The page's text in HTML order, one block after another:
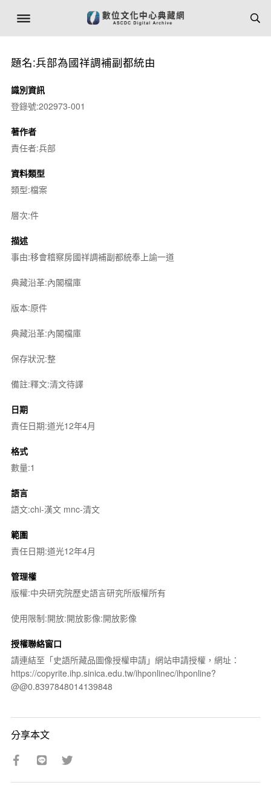
題名:兵部為國祥調補副都統由
識別資訊
登錄號:202973-001
著作者
責任者:兵部
資料類型
類型:檔案
層次:件
描述
事由:移會稽察房國祥調補副都統奉上諭一道
典藏沿革:內閣檔庫
版本:原件
典藏沿革:內閣檔庫
保存狀況:整
備註:釋文:清文待譯
日期
責任日期:道光12年4月
格式
數量:1
語言
語文:chi-漢文 mnc-清文
範圍
責任日期:道光12年4月
管理權
版權:中央研究院歷史語言研究所版權所有
使用限制:開放:開放影像:開放影像
授權聯絡窗口
請連結至「史語所藏品圖像授權申請」網站申請授權，網址：
https://copyrite.ihp.sinica.edu.tw/ihponlinec/ihponline?
@@0.8397848014139848
分享本文